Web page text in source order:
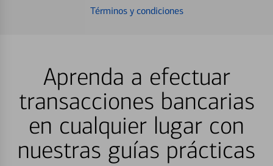
Términos y condiciones
Aprenda a efectuar
transacciones bancarias
en cualquier lugar con
nuestras guías prácticas